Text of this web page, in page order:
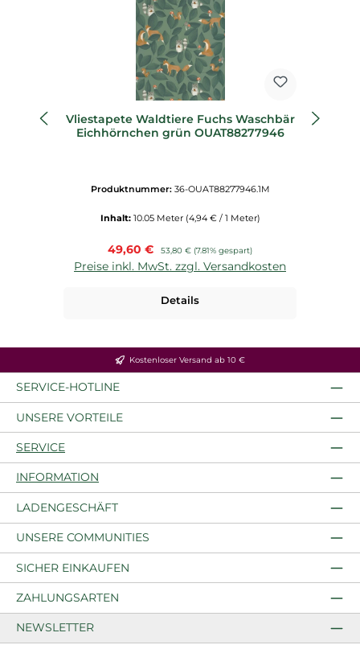
Vliestapete Waldtiere Fuchs Waschbär
Eichhörnchen grün OUAT88277946
Produktnummer: 36-OUAT88277946.1M
Inhalt: 10.05 Meter (4,94 € / 1 Meter)
Verkaufspreis:
49,60 € Regulärer Preis:
53,80 € (7.81% gespart)
Preise inkl. MwSt. zzgl. Versandkosten
Details
Kostenloser Versand ab 10 €
SERVICE-HOTLINE
UNSERE VORTEILE
SERVICE
INFORMATION
LADENGESCHÄFT
UNSERE COMMUNITIES
SICHER EINKAUFEN
ZAHLUNGSARTEN
NEWSLETTER